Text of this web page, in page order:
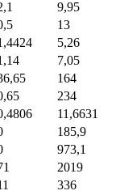
9,95
13
5,26
7,05
164
234
11,6631
185,9
973,1
2019
336